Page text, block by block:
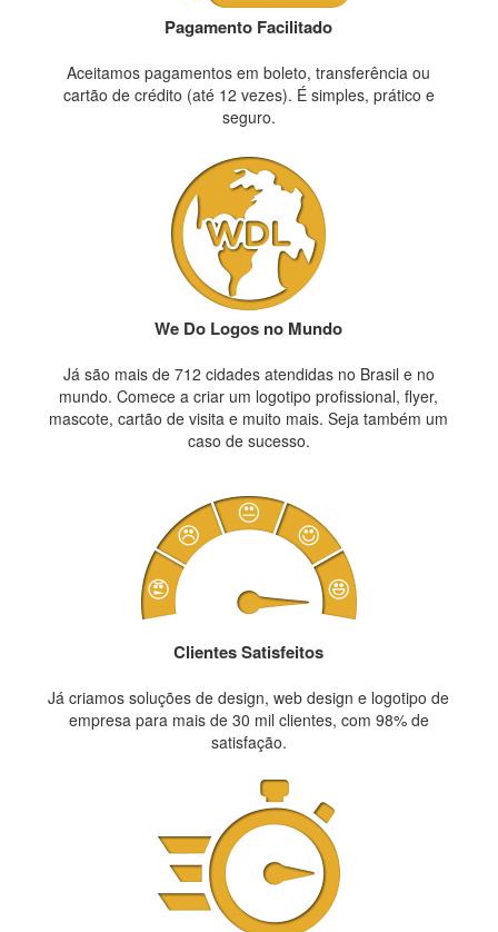
Pagamento Facilitado
Aceitamos pagamentos em boleto, transferência ou
cartão de crédito (até 12 vezes). É simples, prático e
seguro.
We Do Logos no Mundo
Já são mais de 712 cidades atendidas no Brasil e no
mundo. Comece a criar um logotipo profissional, flyer,
mascote, cartão de visita e muito mais. Seja também um
caso de sucesso.
Clientes Satisfeitos
Já criamos soluções de design, web design e logotipo de
empresa para mais de 30 mil clientes, com 98% de
satisfação.